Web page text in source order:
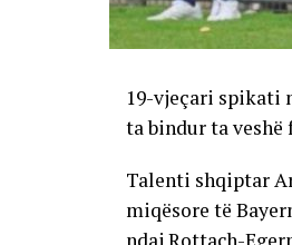
19-vjeçari spikati
ta bindur ta veshë
Talenti shqiptar
miqësore të